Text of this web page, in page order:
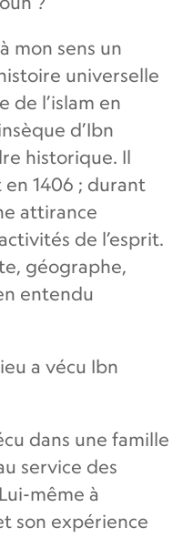
mon sens un
universelle
de l’islam en
d’Ibn
historique. Il
1406 ; durant
attirance
de l’esprit.
géographe,
entendu
a vécu Ibn
dans une famille
service des
même à
son expérience